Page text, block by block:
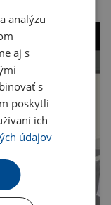
analýzu
aj s
s
poskytli
ich
údajov